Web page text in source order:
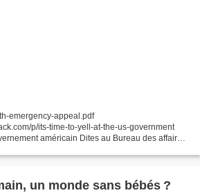
emergency-appeal.pdf
p/its-time-to-yell-at-the-us-government
américain Dites au Bureau des affaires
un monde sans bébés ?